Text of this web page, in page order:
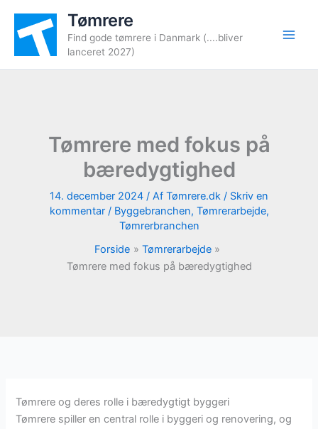
indholdet
Tømrere
Find gode tømrere i Danmark (....bliver
lanceret 2027)
Tømrere med fokus på
bæredygtighed
14. december 2024 / Af Tømrere.dk / Skriv en
kommentar / Byggebranchen, Tømrerarbejde,
Tømrerbranchen
Forside
Tømrerarbejde
Tømrere med fokus på bæredygtighed
Tømrere og deres rolle i bæredygtigt byggeri
Tømrere spiller en central rolle i byggeri og renovering, og